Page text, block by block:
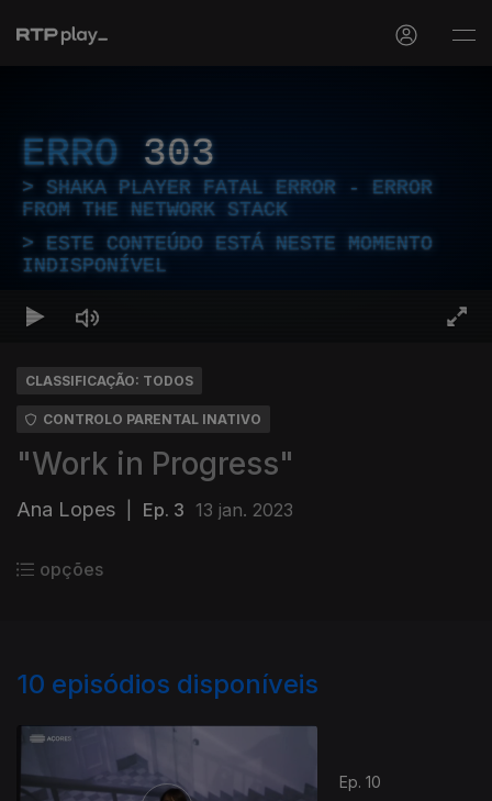
ERRO 303
SHAKA PLAYER FATAL ERROR - ERROR
FROM THE NETWORK STACK
ESTE CONTEÚDO ESTÁ NESTE MOMENTO
INDISPONÍVEL
CLASSIFICAÇÃO: TODOS
CONTROLO PARENTAL INATIVO
"Work in Progress"
Ana Lopes Ep. 3 13 jan. 2023
opções
10 episódios disponíveis
Ep. 10